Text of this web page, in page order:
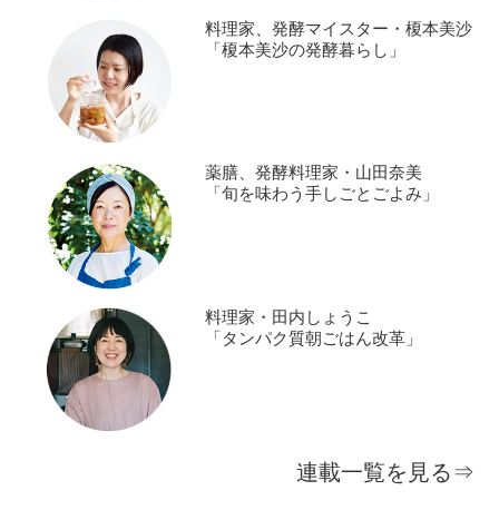
料理家、発酵マイスター・榎本美沙
「榎本美沙の発酵暮らし」
薬膳、発酵料理家・山田奈美
「旬を味わう手しごとごよみ」
料理家・田内しょうこ
「タンパク質朝ごはん改革」
連載一覧を見る⇒